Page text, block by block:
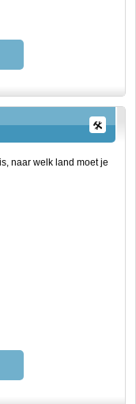
naar welk land moet je